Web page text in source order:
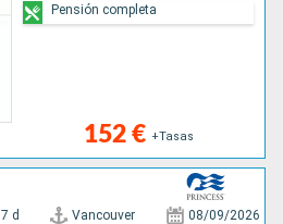
152 € +Tasas
Pensión completa
7 d Vancouver 08/09/2026